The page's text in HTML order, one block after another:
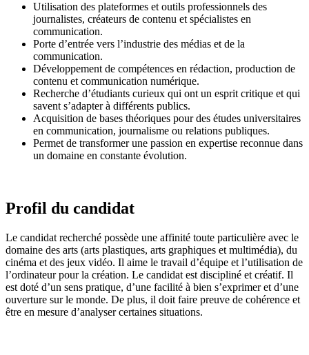
Utilisation des plateformes et outils professionnels des
journalistes, créateurs de contenu et spécialistes en
communication.
Porte d’entrée vers l’industrie des médias et de la
communication.
Développement de compétences en rédaction, production de
contenu et communication numérique.
Recherche d’étudiants curieux qui ont un esprit critique et qui
savent s’adapter à différents publics.
Acquisition de bases théoriques pour des études universitaires
en communication, journalisme ou relations publiques.
Permet de transformer une passion en expertise reconnue dans
un domaine en constante évolution.
Profil du candidat
Le candidat recherché possède une affinité toute particulière avec le
domaine des arts (arts plastiques, arts graphiques et multimédia), du
cinéma et des jeux vidéo. Il aime le travail d’équipe et l’utilisation de
l’ordinateur pour la création. Le candidat est discipliné et créatif. Il
est doté d’un sens pratique, d’une facilité à bien s’exprimer et d’une
ouverture sur le monde. De plus, il doit faire preuve de cohérence et
être en mesure d’analyser certaines situations.